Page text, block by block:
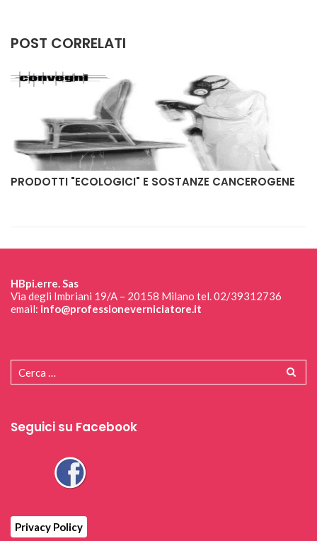
POST CORRELATI
PRODOTTI "ECOLOGICI" E SOSTANZE CANCEROGENE
HBpi.erre. Sas
Via degli Imbriani 19/A – 20158 Milano tel. 02/39312736
email: info@professioneverniciatore.it
Seguici su Facebook
Privacy Policy